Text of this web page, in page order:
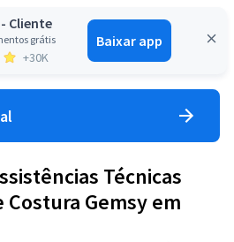
Cliente
grátis
+30K
Baixar app
Entrar
Técnicas
Costura Gemsy em